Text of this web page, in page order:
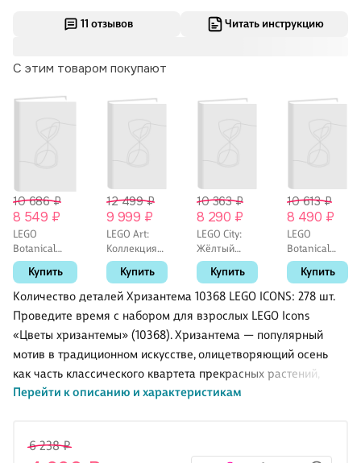
11 отзывов Читать инструкцию
Количество деталей Хризантема 10368 LEGO ICONS: 278 шт.
Проведите время с набором для взрослых LEGO Icons
«Цветы хризантемы» (10368). Хризантема — популярный
мотив в традиционном искусстве, олицетворяющий осень
как часть классического квартета прекрасных растений,
известного как «Четыре джентльмена». Займитесь
идеальная идея подарка на любой случай.
Перейти к описанию и характеристикам
С этим товаром покупают
10 686 ₽
8 549 ₽
LEGO
Botanical
Collection:
Орхидея в
горшке, 608
(10311)
Купить
12 499 ₽
9 999 ₽
LEGO Art:
Коллекция
Фауна Тигр,
744 детали
(31217)
Купить
10 363 ₽
8 290 ₽
LEGO City:
Жёлтый
бульдозер,
682 детали
(60466)
Купить
10 613 ₽
8 490 ₽
LEGO
Botanical
Collection:
Бонсай, 878
деталей
Купить
6 238 ₽